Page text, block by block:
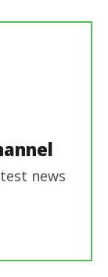
news